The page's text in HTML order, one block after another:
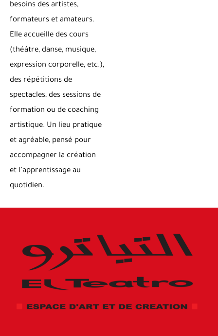
besoins des artistes,
formateurs et amateurs.
Elle accueille des cours
(théâtre, danse, musique,
expression corporelle, etc.),
des répétitions de
spectacles, des sessions de
formation ou de coaching
artistique. Un lieu pratique
et agréable, pensé pour
accompagner la création
et l’apprentissage au
quotidien.